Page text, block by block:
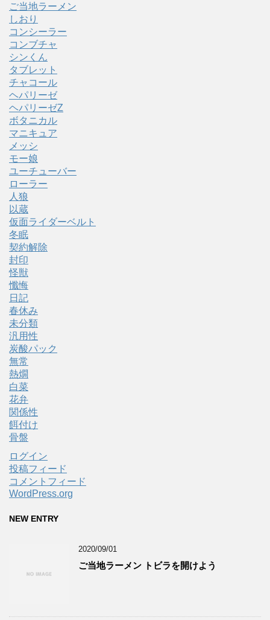
ご当地ラーメン
しおり
コンシーラー
コンブチャ
シンくん
タブレット
チャコール
ヘパリーゼ
ヘパリーゼZ
ボタニカル
マニキュア
メッシ
モー娘
ユーチューバー
ローラー
人狼
以蔵
仮面ライダーベルト
冬眠
契約解除
封印
怪獣
懺悔
日記
春休み
未分類
汎用性
炭酸パック
無常
熱燗
白菜
花弁
関係性
餌付け
骨盤
ログイン
投稿フィード
コメントフィード
WordPress.org
NEW ENTRY
2020/09/01
ご当地ラーメン トビラを開けよう